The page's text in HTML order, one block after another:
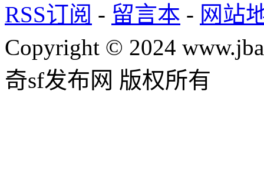
RSS订阅 - 留言本 - 网站
Copyright © 2024
奇sf发布网 版权所有